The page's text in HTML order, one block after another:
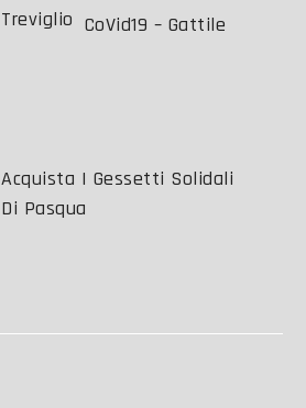
CoVid19 – Gattile
Acquista I Gessetti Solidali
Di Pasqua